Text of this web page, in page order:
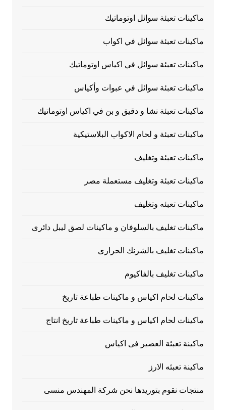
ماكينات تعبئة سوائل اوتوماتيك
ماكينات تعبئة سوائل في اكواب
ماكينات تعبئة سوائل في اكياس اوتوماتيك
ماكينات تعبئة سوائل في عبوات وأكياس
ماكينات تعبئة نشا و دقيق و بن في اكياس اوتوماتيك
ماكينات تعبئة و لحام الاكواب البلاستيكية
ماكينات تعبئة وتغليف
ماكينات تعبئة وتغليف مستعملة مصر
ماكينات تعبئه وتغليف
ماكينات تغليف بالسلوفان و ماكينات لصق ليبل دائرى
ماكينات تغليف بالشرنك الحرارى
ماكينات تغليف بالفاكيوم
ماكينات لحام اكياس و ماكينات طباعة تاريخ
ماكينات لحام اكياس و ماكينات طباعة تاريخ انتاج
ماكينة تعبئة العصير فى اكياس
ماكينة تعبئه الارز
منتجات نقوم بتوريدها نحن شركة المهندس منسى